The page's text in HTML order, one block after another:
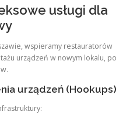
usługi dla
wspieramy restauratorów
urządzeń w nowym lokalu, po
urządzeń (Hookups)